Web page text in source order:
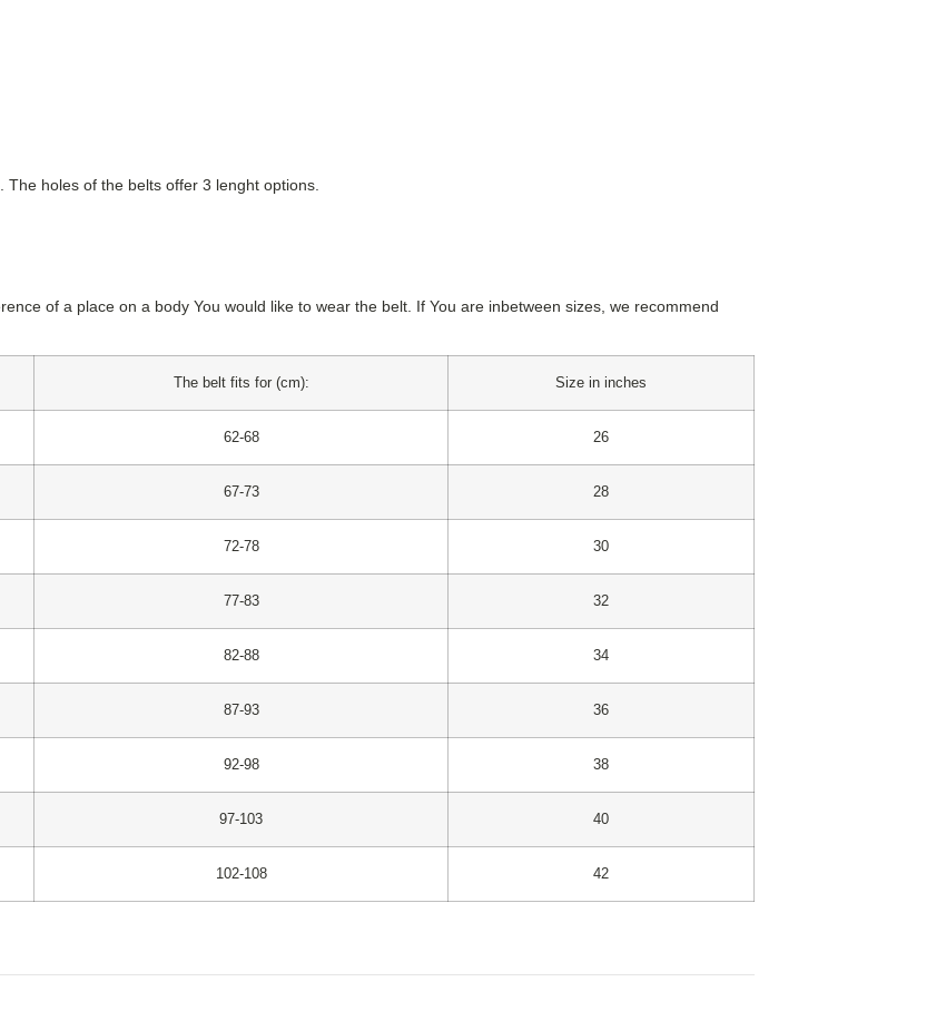
holes of the belts offer 3 lenght options.
of a place on a body You would like to wear the belt. If You are inbetween sizes, we recommend
The belt fits for (cm): Size in inches
62-68 26
67-73 28
72-78 30
77-83 32
82-88 34
87-93 36
92-98 38
97-103 40
102-108 42